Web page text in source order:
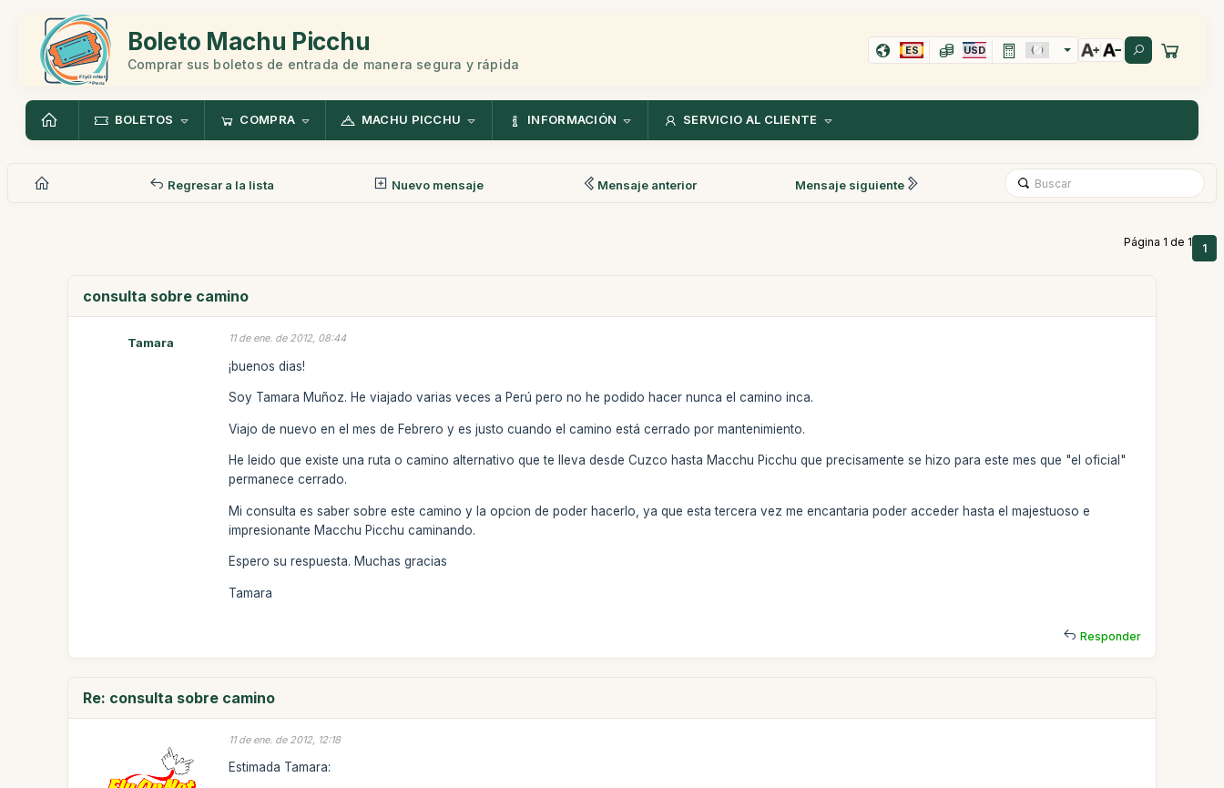
Boleto Machu Picchu
Comprar sus boletos de entrada de manera segura y rápida
ES USD
BOLETOS COMPRA MACHU PICCHU INFORMACIÓN SERVICIO AL CLIENTE
Regresar a la lista Nuevo mensaje Mensaje anterior Mensaje siguiente
Página 1 de 1 1
consulta sobre camino
Tamara 11 de ene. de 2012, 08:44
¡buenos dias!
Soy Tamara Muñoz. He viajado varias veces a Perú pero no he podido hacer nunca el camino inca.
Viajo de nuevo en el mes de Febrero y es justo cuando el camino está cerrado por mantenimiento.
He leido que existe una ruta o camino alternativo que te lleva desde Cuzco hasta Macchu Picchu que precisamente se hizo para este mes que "el oficial"
permanece cerrado.
Mi consulta es saber sobre este camino y la opcion de poder hacerlo, ya que esta tercera vez me encantaria poder acceder hasta el majestuoso e
impresionante Macchu Picchu caminando.
Espero su respuesta. Muchas gracias
Tamara
Responder
Re: consulta sobre camino
11 de ene. de 2012, 12:18
Estimada Tamara: